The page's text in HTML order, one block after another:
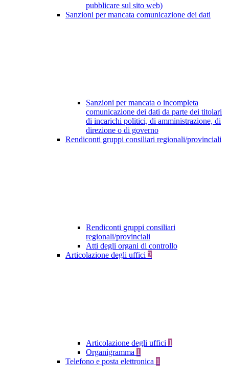
pubblicare sul sito web)
Sanzioni per mancata comunicazione dei dati
Sanzioni per mancata o incompleta
comunicazione dei dati da parte dei titolari
di incarichi politici, di amministrazione, di
direzione o di governo
Rendiconti gruppi consiliari regionali/provinciali
Rendiconti gruppi consiliari
regionali/provinciali
Atti degli organi di controllo
Articolazione degli uffici 2
Articolazione degli uffici 1
Organigramma 1
Telefono e posta elettronica 1